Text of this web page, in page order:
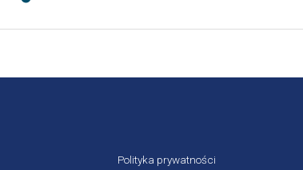
Polityka prywatności